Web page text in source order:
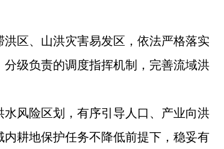
区、山洪灾害易发区，依法严格落实
级负责的调度指挥机制，完善流域洪
风险区划，有序引导人口、产业向洪
耕地保护任务不降低前提下，稳妥有